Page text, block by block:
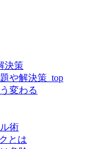
決策
や解決策_top
変わる
術
とは